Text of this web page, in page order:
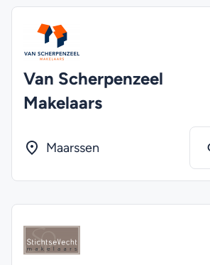
Van Scherpenzeel
Makelaars
Maarssen